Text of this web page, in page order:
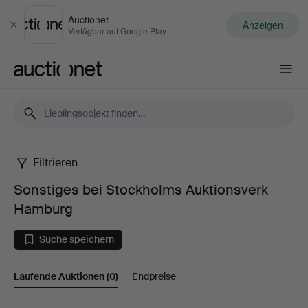
Schließen
Auctionet
Verfügbar auf Google Play Anzeigen
Sonstiges
bei
Stockholms
Auktionsverk
Filtrieren
Sonstiges bei Stockholms Auktionsverk
Hamburg
Suche speichern
Laufende Auktionen(0) Endpreise